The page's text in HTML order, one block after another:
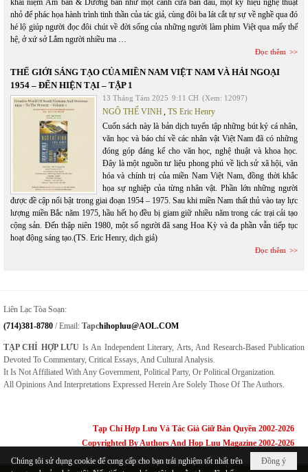
khái niệm Âm bản & Dương bản như một cánh cửa ban đầu, một ký hiệu nghệ thuật
nhỏ để phác họa hành trình tinh thần của tác giả, cùng đôi ba lát cắt tự sự về nghề qua đó
hé lộ giúp người đọc đôi chút về đời sống của những người làm phim Việt qua mấy thế
hệ, ở xứ sở Lắm người nhiều ma …
Đọc thêm
THẾ GIỚI SÁNG TẠO CỦA MIỀN NAM VIỆT NAM VÀ HẢI NGOẠI
1954 – ĐẾN HIỆN TẠI – TẬP 1
13 Tháng Tám 2025 9:11 CH (Xem: 12097)
NGÔ THẾ VINH, TS Eric Henry
Cuốn sách này là bản dịch tuyển tập những bút ký cá nhân,
văn học và báo chí về các nhân vật Việt Nam đã có những
đóng góp đáng kể cho văn học, nghệ thuật và khoa học.
Đây là một nguồn tư liệu phong phú về lịch sử xã hội, văn
hóa và chính trị của miền Nam Việt Nam, đồng thời khắc
họa sự nghiệp của từng nhân vật. Phần lớn những người
được đề cập nổi bật trong giai đoạn 1954 – 1975. Sau khi miền Nam thất thủ vào tay lực
lượng miền Bắc năm 1975, hầu hết họ đều bị giam giữ nhiều năm trong các trại cải tạo
cộng sản. Đến thập niên 1980, một số người đã sang Hoa Kỳ và đa phần vẫn tiếp tục
hoạt động sáng tạo.(TS. Eric Henry, dịch giả)
Đọc thêm
Liên Lạc Tòa Soạn:
(714)381-8780 / Email: TapcHihopluu@AOL.COM
TẠP CHÍ HỢP LƯU Is An Independent Literary, Arts, And Research-Based Publication
Devoted To Commentary, Critical Essays, And Cultural Analysis.
It Is Not Affiliated With Any Government, Political Party, Or Political Organization.
All Opinions And Interpretations Expressed Herein Are Solely Those Of The Authors.
Tạp Chí Hợp Lưu Và Tác Giả Giữ Bản Quyền 2002-2026
Copyrighted By Authors And Hop Luu Magazine 2002-2026
Đồng ý
Chúng tôi sử dụng cookie để cung cấp cho bạn trải nghiệm tốt nhất trên